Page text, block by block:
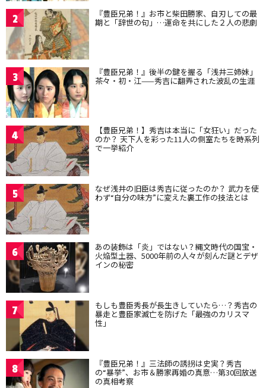
2 『豊臣兄弟！』お市と柴田勝家、自刃しての最
期と「辞世の句」…運命を共にした２人の悲劇
3 『豊臣兄弟！』後半の鍵を握る「浅井三姉妹」
茶々・初・江——秀吉に翻弄された波乱の生涯
4 【豊臣兄弟！】秀吉は本当に「女狂い」だった
のか？ 天下人を彩った11人の側室たちを時系列
で一挙紹介
5 なぜ浅井の旧臣は秀吉に従ったのか？ 武力を使
わず“自分の味方”に変えた裏工作の技法とは
6 あの装飾は「炎」ではない？縄文時代の国宝・
火焔型土器、5000年前の人々が刻んだ謎とデザ
インの秘密
7 もしも豊臣秀長が長生きしていたら…？秀吉の
暴走と豊臣家滅亡を防げた「最強のカリスマ
性」
8 『豊臣兄弟！』三法師の誘拐は史実？秀吉
の“暴挙”、お市＆勝家再婚の真意…第30回放送
の真相考察